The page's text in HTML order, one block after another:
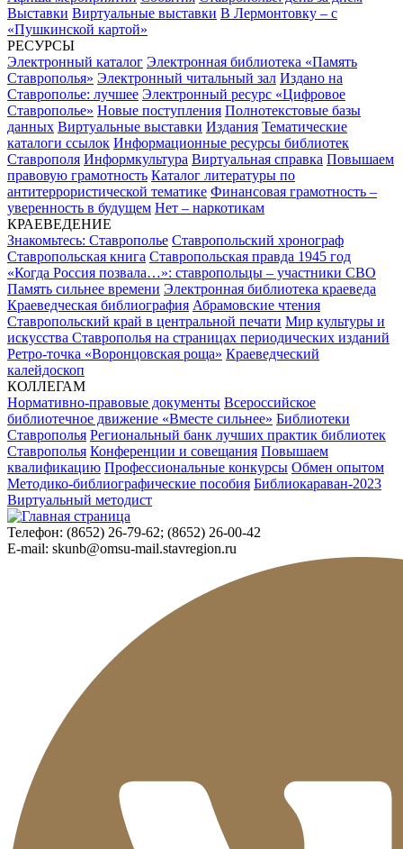
Выставки Виртуальные выставки В Лермонтовку – с
«Пушкинской картой»
РЕСУРСЫ
Электронный каталог Электронная библиотека «Память
Ставрополья» Электронный читальный зал Издано на
Ставрополье: лучшее Электронный ресурс «Цифровое
Ставрополье» Новые поступления Полнотекстовые базы
данных Виртуальные выставки Издания Тематические
каталоги ссылок Информационные ресурсы библиотек
Ставрополя Информкультура Виртуальная справка Повышаем
правовую грамотность Каталог литературы по
антитеррористической тематике Финансовая грамотность –
уверенность в будущем Нет – наркотикам
КРАЕВЕДЕНИЕ
Знакомьтесь: Ставрополье Ставропольский хронограф
Ставропольская книга Ставропольская правда 1945 год
«Когда Россия позвала…»: ставропольцы – участники СВО
Память сильнее времени Электронная библиотека краеведа
Краеведческая библиография Абрамовские чтения
Ставропольский край в центральной печати Мир культуры и
искусства Ставрополья на страницах периодических изданий
Ретро-точка «Воронцовская роща» Краеведческий
калейдоскоп
КОЛЛЕГАМ
Нормативно-правовые документы Всероссийское
библиотечное движение «Вместе сильнее» Библиотеки
Ставрополья Региональный банк лучших практик библиотек
Ставрополья Конференции и совещания Повышаем
квалификацию Профессиональные конкурсы Обмен опытом
Методико-библиографические пособия Библиокараван-2023
Виртуальный методист
Телефон: (8652) 26-79-62; (8652) 26-00-42
E-mail: skunb@omsu-mail.stavregion.ru